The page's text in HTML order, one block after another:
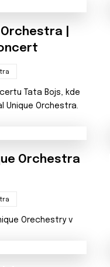
|
Tata Bojs, kde
Unique Orchestra.
Orchestra
Orechestry v